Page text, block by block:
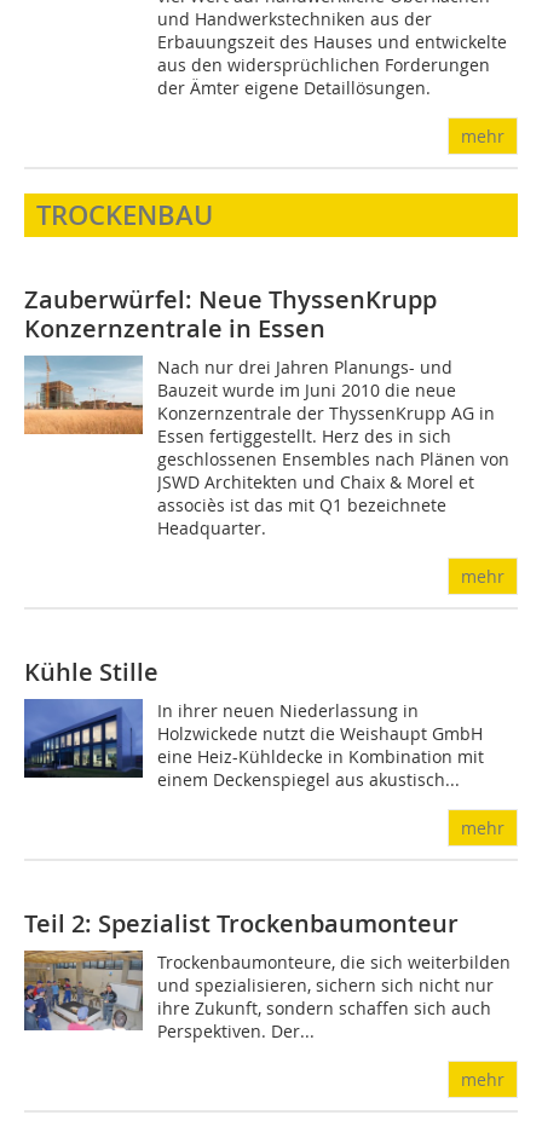
und Handwerkstechniken aus der
Erbauungszeit des Hauses und entwickelte
aus den widersprüchlichen Forderungen
der Ämter eigene Detaillösungen.
mehr
TROCKENBAU
Zauberwürfel: Neue ThyssenKrupp
Konzernzentrale in Essen
Nach nur drei Jahren Planungs- und
Bauzeit wurde im Juni 2010 die neue
Konzernzentrale der ThyssenKrupp AG in
Essen fertiggestellt. Herz des in sich
geschlossenen Ensembles nach Plänen von
JSWD Architekten und Chaix & Morel et
associès ist das mit Q1 bezeichnete
Headquarter.
mehr
Kühle Stille
In ihrer neuen Niederlassung in
Holzwickede nutzt die Weishaupt GmbH
eine Heiz-Kühldecke in Kombination mit
einem Deckenspiegel aus akustisch...
mehr
Teil 2: Spezialist Trockenbaumonteur
Trockenbaumonteure, die sich weiterbilden
und spezialisieren, sichern sich nicht nur
ihre Zukunft, sondern schaffen sich auch
Perspektiven. Der...
mehr